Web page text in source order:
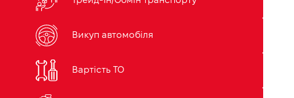
Викуп автомобіля
Вартість ТО